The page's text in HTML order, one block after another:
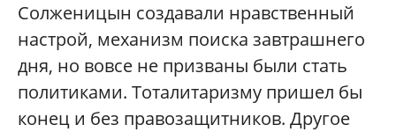
Солженицын создавали нравственный
настрой, механизм поиска завтрашнего
дня, но вовсе не призваны были стать
политиками. Тоталитаризму пришел бы
конец и без правозащитников. Другое